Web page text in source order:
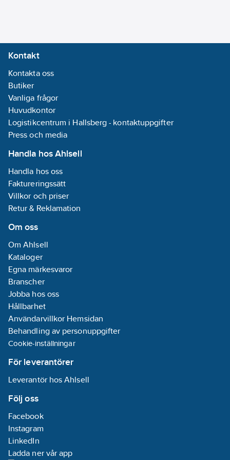
Kontakt
Kontakta oss
Butiker
Vanliga frågor
Huvudkontor
Logistikcentrum i Hallsberg - kontaktuppgifter
Press och media
Handla hos Ahlsell
Handla hos oss
Faktureringssätt
Villkor och priser
Retur & Reklamation
Om oss
Om Ahlsell
Kataloger
Egna märkesvaror
Branscher
Jobba hos oss
Hållbarhet
Användarvillkor Hemsidan
Behandling av personuppgifter
Cookie-inställningar
För leverantörer
Leverantör hos Ahlsell
Följ oss
Facebook
Instagram
LinkedIn
Ladda ner vår app